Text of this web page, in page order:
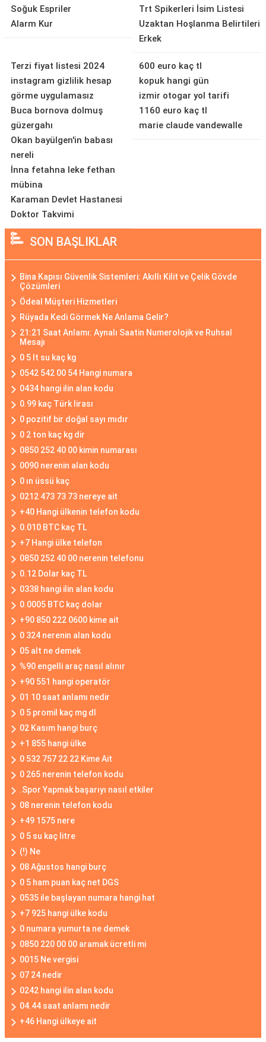
Soğuk Espriler
Alarm Kur
Trt Spikerleri İsim Listesi
Uzaktan Hoşlanma Belirtileri
Erkek
Terzi fiyat listesi 2024
instagram gizlilik hesap
görme uygulamasız
Buca bornova dolmuş
güzergahı
Okan bayülgen'in babası
nereli
İnna fetahna leke fethan
mübina
Karaman Devlet Hastanesi
Doktor Takvimi
600 euro kaç tl
kopuk hangi gün
izmir otogar yol tarifi
1160 euro kaç tl
marie claude vandewalle
SON BAŞLIKLAR
Bina Kapısı Güvenlik Sistemleri: Akıllı Kilit ve Çelik Gövde
Çözümleri
Ödeal Müşteri Hizmetleri
Rüyada Kedi Görmek Ne Anlama Gelir?
21:21 Saat Anlamı: Aynalı Saatin Numerolojik ve Ruhsal
Mesajı
0 5 lt su kaç kg
0542 542 00 54 Hangi numara
0434 hangi ilin alan kodu
0.99 kaç Türk lirası
0 pozitif bir doğal sayı mıdır
0 2 ton kaç kg dir
0850 252 40 00 kimin numarası
0090 nerenin alan kodu
0 ın üssü kaç
0212 473 73 73 nereye ait
+40 Hangi ülkenin telefon kodu
0.010 BTC kaç TL
+7 Hangi ülke telefon
0850 252 40 00 nerenin telefonu
0.12 Dolar kaç TL
0338 hangi ilin alan kodu
0.0005 BTC kaç dolar
+90 850 222 0600 kime ait
0 324 nerenin alan kodu
05 alt ne demek
%90 engelli araç nasıl alınır
+90 551 hangi operatör
01 10 saat anlamı nedir
0 5 promil kaç mg dl
02 Kasım hangi burç
+1 855 hangi ülke
0 532 757 22 22 Kime Ait
0 265 nerenin telefon kodu
.Spor Yapmak başarıyı nasıl etkiler
08 nerenin telefon kodu
+49 1575 nere
0 5 su kaç litre
(!) Ne
08 Ağustos hangi burç
0 5 ham puan kaç net DGS
0535 ile başlayan numara hangi hat
+7 925 hangi ülke kodu
0 numara yumurta ne demek
0850 220 00 00 aramak ücretli mi
0015 Ne vergisi
07 24 nedir
0242 hangi ilin alan kodu
04.44 saat anlamı nedir
+46 Hangi ülkeye ait